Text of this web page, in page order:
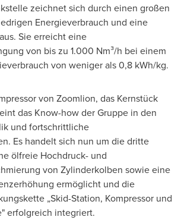
zeichnet sich durch einen großen
Energieverbrauch und eine
Sie erreicht eine
von bis zu 1.000 Nm³/h bei einem
von weniger als 0,8 kWh/kg.
von Zoomlion, das Kernstück
das Know-how der Gruppe in den
und fortschrittliche
Es handelt sich nun um die dritte
ölfreie Hochdruck- und
von Zylinderkolben sowie eine
ermöglicht und die
„Skid-Station, Kompressor und
erfolgreich integriert.